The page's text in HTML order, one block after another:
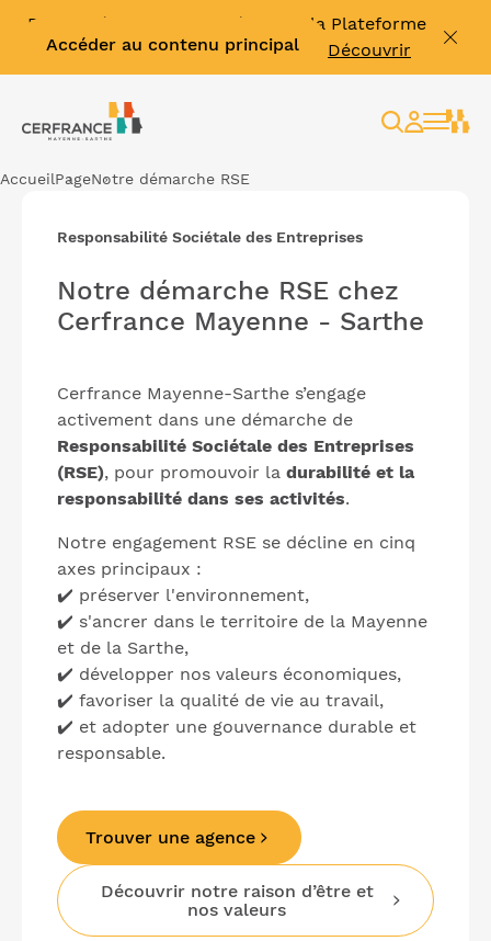
Accéder au contenu principal
Facture électronique : découvrir la Plateforme
Agréée Effinum & vous former ➡️ Découvrir
Rechercher
Espace
AccueilPageNotre démarche RSE
Responsabilité Sociétale des Entreprises
Notre démarche RSE chez
Cerfrance Mayenne - Sarthe
Cerfrance Mayenne-Sarthe s’engage
activement dans une démarche de
Responsabilité Sociétale des Entreprises
(RSE), pour promouvoir la durabilité et la
responsabilité dans ses activités.
Notre engagement RSE se décline en cinq
axes principaux :
✔️ préserver l'environnement,
✔️ s'ancrer dans le territoire de la Mayenne
et de la Sarthe,
✔️ développer nos valeurs économiques,
✔️ favoriser la qualité de vie au travail,
✔️ et adopter une gouvernance durable et
responsable.
Trouver une agence
Découvrir notre raison d’être et
nos valeurs